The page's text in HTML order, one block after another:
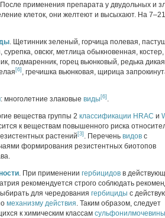
применения препарата у двудольных и
клеток, они желтеют и высыхают. На
. Щетинник зеленый, горчица полевая,
овсюг, метлица обыкновенная, костер,
подмаренник, горец вьюнковый, редька
[6] , гречишка вьюнковая, щирица
: многолетние злаковые виды [6] .
вещества группы 2 классификации HRAC и
к веществам повышенного риска
растений [3] . Перечень видов с
формирования резистентных биотопов
. При применении гербицидов в
рекомендуется строго соблюдать
для чередования гербициды с
механизму действия. Таким образом, следует
к химическим классам сульфонилмочевины